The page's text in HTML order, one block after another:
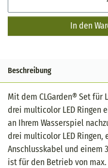
In den
Beschreibung
Mit dem CLGarden® Set für
drei multicolor LED Ringen
an Ihrem Wasserspiel
drei multicolor LED Ringen,
Anschlusskabel und einem
ist für den Betrieb von max.